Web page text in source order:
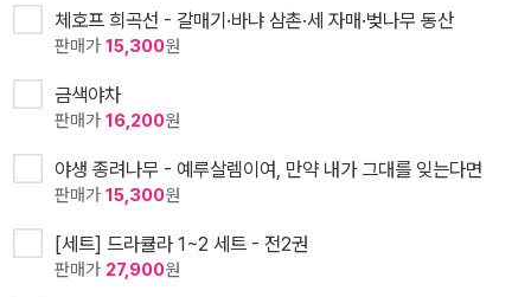
체호프 희곡선 - 갈매기·바냐 삼촌·세 자매·벚나무 동산
판매가 15,300원
금색야차
판매가 16,200원
야생 종려나무 - 예루살렘이여, 만약 내가 그대를 잊는다면
판매가 15,300원
[세트] 드라큘라 1~2 세트 - 전2권
판매가 27,900원